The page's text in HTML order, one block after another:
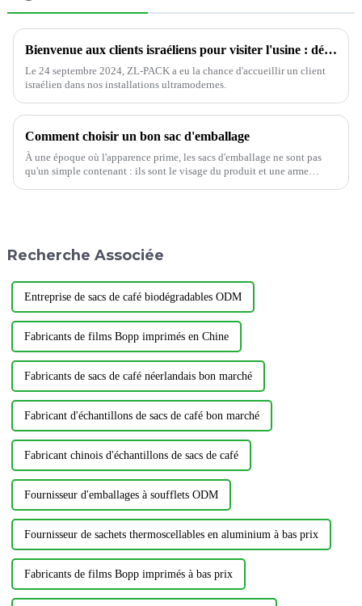
Bienvenue aux clients israéliens pour visiter l'usine : découvrez de plus près ZL-PACK
Le 24 septembre 2024, ZL-PACK a eu la chance d'accueillir un client
israélien dans nos installations ultramodernes.
Comment choisir un bon sac d'emballage
À une époque où l'apparence prime, les sacs d'emballage ne sont pas
qu'un simple contenant : ils sont le visage du produit et une arme
Recherche Associée
Entreprise de sacs de café biodégradables ODM
Fabricants de films Bopp imprimés en Chine
Fabricants de sacs de café néerlandais bon marché
Fabricant d'échantillons de sacs de café bon marché
Fabricant chinois d'échantillons de sacs de café
Fournisseur d'emballages à soufflets ODM
Fournisseur de sachets thermoscellables en aluminium à bas prix
Fabricants de films Bopp imprimés à bas prix